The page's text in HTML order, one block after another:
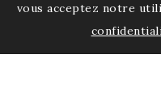
vous acceptez notre
© 2026 Via